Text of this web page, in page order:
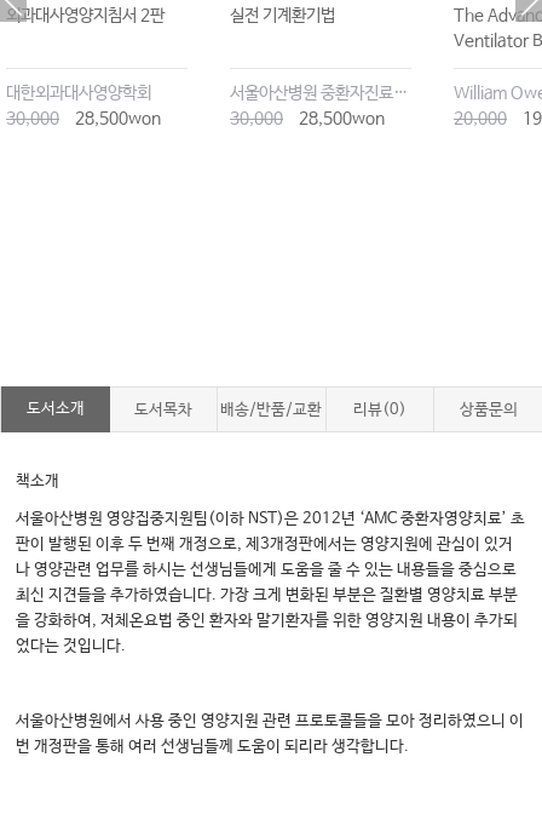
외과대사영양지침서 2판
대한외과대사영양학회
30,000
28,500won
실전 기계환기법
서울아산병원 중환자진료팀 고윤석 외
30,000
28,500won
The
Ventilator
William
20,000
도서소개 도서목차 배송/반품/교환 리뷰(0) 상품문의
책소개
서울아산병원 영양집중지원팀(이하 NST)은 2012년 ‘AMC 중환자영양치료’ 초
판이 발행된 이후 두 번째 개정으로, 제3개정판에서는 영양지원에 관심이 있거
나 영양관련 업무를 하시는 선생님들에게 도움을 줄 수 있는 내용들을 중심으로
최신 지견들을 추가하였습니다. 가장 크게 변화된 부분은 질환별 영양치료 부분
을 강화하여, 저체온요법 중인 환자와 말기환자를 위한 영양지원 내용이 추가되
었다는 것입니다.
서울아산병원에서 사용 중인 영양지원 관련 프로토콜들을 모아 정리하였으니 이
번 개정판을 통해 여러 선생님들께 도움이 되리라 생각합니다.